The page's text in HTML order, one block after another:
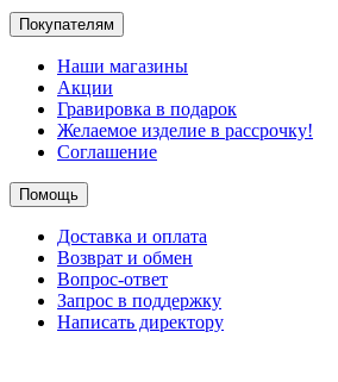
Покупателям
Наши магазины
Акции
Гравировка в подарок
Желаемое изделие в рассрочку!
Соглашение
Помощь
Доставка и оплата
Возврат и обмен
Вопрос-ответ
Запрос в поддержку
Написать директору